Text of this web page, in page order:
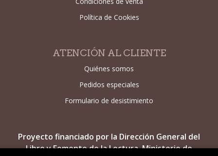
Política de Cookies
ATENCIÓN AL CLIENTE
Quiénes somos
Pedidos especiales
Formulario de desistimiento
Proyecto financiado por la Dirección General del
Libro y Fomento de la Lectura, Ministerio de